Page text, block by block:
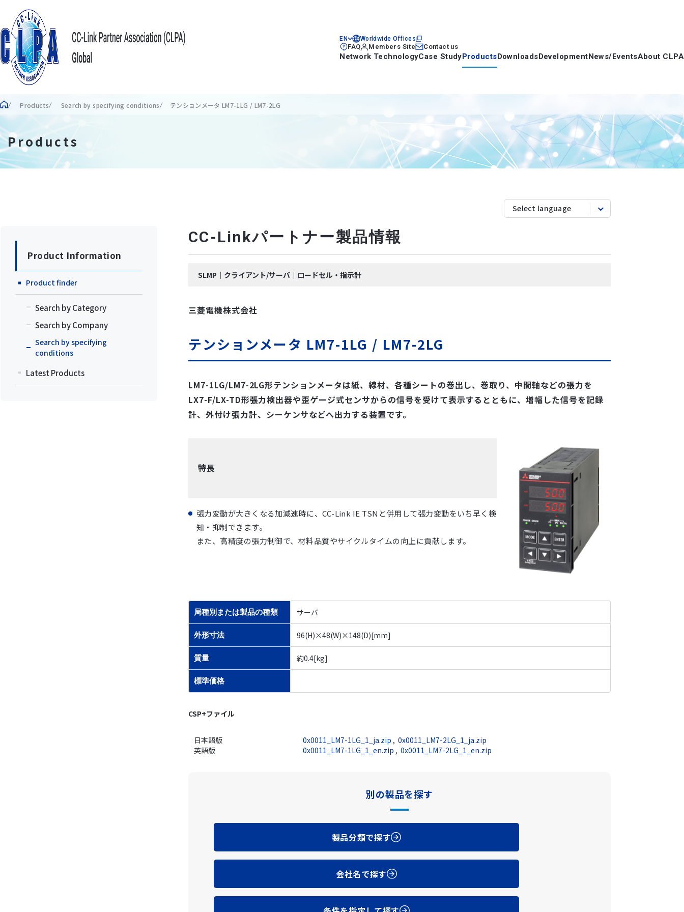
EN Worldwide Offices
FAQ Members Site Contact us
Network TechnologyCase StudyProductsDownloadsDevelopmentNews/EventsAbout CLPA
Products Search by specifying conditions テンションメータ LM7-1LG / LM7-2LG
Products
Product Information
Product finder
Search by Category
Search by Company
Search by specifying
conditions
Latest Products
CC-Linkパートナー製品情報
SLMP｜クライアント/サーバ｜ロードセル・指示計
三菱電機株式会社
テンションメータ LM7-1LG / LM7-2LG
LM7-1LG/LM7-2LG形テンションメータは紙、線材、各種シートの巻出し、巻取り、中間軸などの張力を
LX7-F/LX-TD形張力検出器や歪ゲージ式センサからの信号を受けて表示するとともに、増幅した信号を記録
計、外付け張力計、シーケンサなどへ出力する装置です。
特長
張力変動が大きくなる加減速時に、CC-Link IE TSNと併用して張力変動をいち早く検
知・抑制できます。
また、高精度の張力制御で、材料品質やサイクルタイムの向上に貢献します。
局種別または製品の種類 サーバ
外形寸法 96(H)×48(W)×148(D)[mm]
質量 約0.4[kg]
標準価格
CSP+ファイル
日本語版 0x0011_LM7-1LG_1_ja.zip , 0x0011_LM7-2LG_1_ja.zip
英語版
0x0011_LM7-1LG_1_en.zip , 0x0011_LM7-2LG_1_en.zip
別の製品を探す
製品分類で探す
会社名で探す